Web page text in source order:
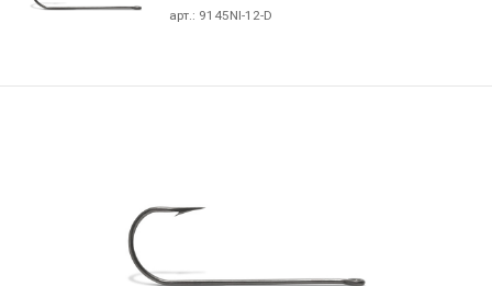
арт.: 9145NI-12-D